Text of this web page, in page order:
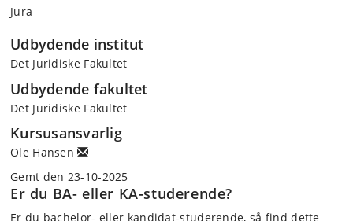
Jura
Udbydende institut
Det Juridiske Fakultet
Udbydende fakultet
Det Juridiske Fakultet
Kursusansvarlig
Ole Hansen
Gemt den 23-10-2025
Er du BA- eller KA-studerende?
Er du bachelor- eller kandidat-studerende, så find dette